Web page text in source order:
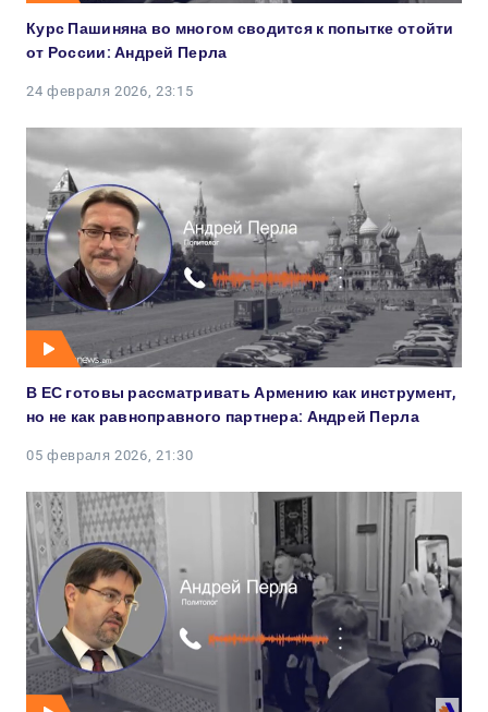
Курс Пашиняна во многом сводится к попытке отойти
от России: Андрей Перла
24 февраля 2026, 23:15
В ЕС готовы рассматривать Армению как инструмент,
но не как равноправного партнера: Андрей Перла
05 февраля 2026, 21:30